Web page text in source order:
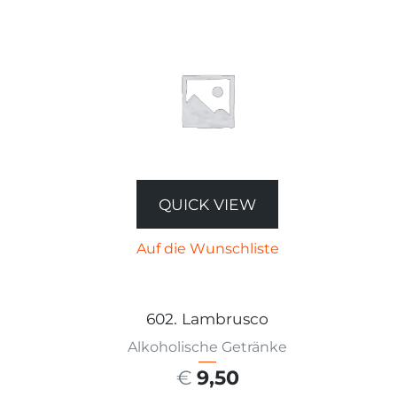
QUICK VIEW
Auf die Wunschliste
602. Lambrusco
Alkoholische Getränke
€ 9,50